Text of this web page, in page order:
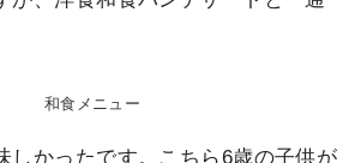
和食メニュー
しかったです。こちら6歳の子供が